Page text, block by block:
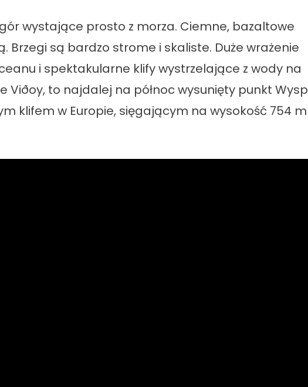
wystające prosto z morza. Ciemne, bazaltowe
Brzegi są bardzo strome i skaliste. Duże wrażenie
i spektakularne klify wystrzelające z wody na
Viðoy, to najdalej na północ wysunięty punkt Wysp
klifem w Europie, sięgającym na wysokość 754 m